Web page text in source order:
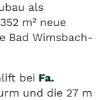
als
m² neue
Bad Wimsbach-
bei Fa.
und die 27 m